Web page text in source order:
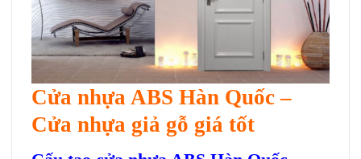
Cửa nhựa ABS Hàn Quốc –
Cửa nhựa giả gỗ giá tốt